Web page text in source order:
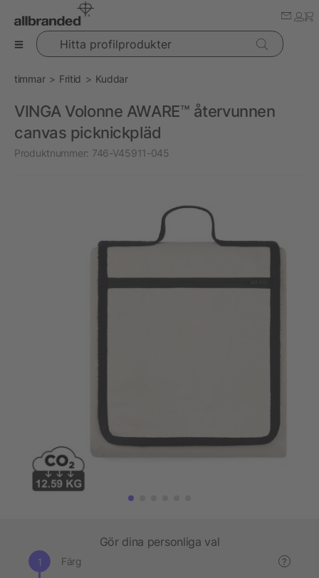
Hitta profilprodukter
timmar Fritid Kuddar
VINGA Volonne AWARE™ återvunnen
canvas picknickpläd
Produktnummer: 746-V45911-045
Gör dina personliga val
Färg ?